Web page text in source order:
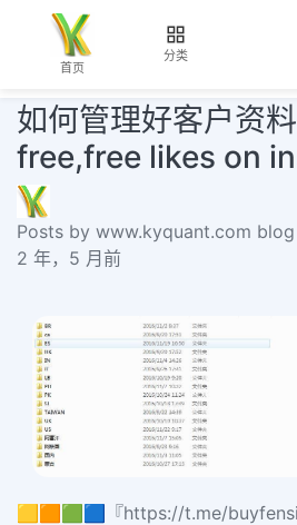
首页
分类
如何管理好客户资
free,free likes on
Posts by www.kyquant.com blog
2 年，5 月前
🟨🟧🟩🟦『https://t.me/